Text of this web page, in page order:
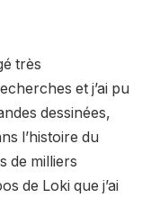
très
et j’ai pu
dessinées,
l’histoire du
de milliers
de Loki que j’ai